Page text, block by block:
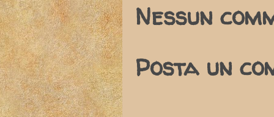
Nessun
Posta un